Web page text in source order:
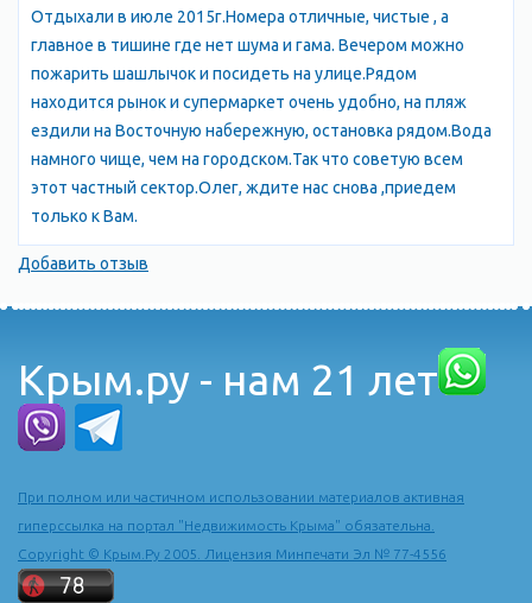
Отдыхали в июле 2015г.Номера отличные, чистые , а
главное в тишине где нет шума и гама. Вечером можно
пожарить шашлычок и посидеть на улице.Рядом
находится рынок и супермаркет очень удобно, на пляж
ездили на Восточную набережную, остановка рядом.Вода
намного чище, чем на городском.Так что советую всем
этот частный сектор.Олег, ждите нас снова ,приедем
только к Вам.
Добавить отзыв
Крым.ру - нам 21 лет
При полном или частичном использовании материалов активная
гиперссылка на портал "Недвижимость Крыма" обязательна.
Copyright © Крым.Ру 2005. Лицензия Минпечати Эл № 77-4556